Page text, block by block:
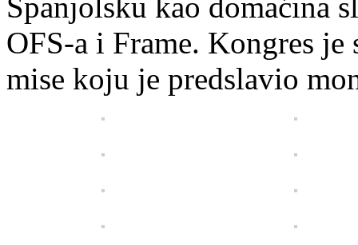
Španjolsku kao domaćina
OFS-a i Frame. Kongres
mise koju je predslavio